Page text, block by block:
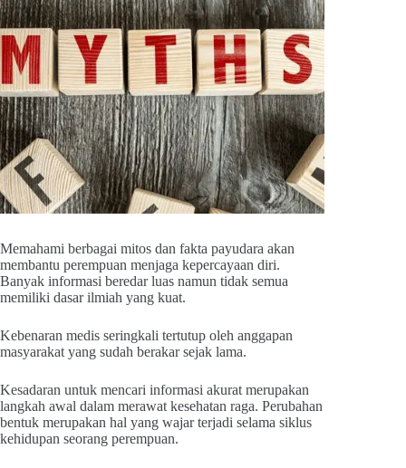
Memahami berbagai mitos dan fakta payudara akan
membantu perempuan menjaga kepercayaan diri.
Banyak informasi beredar luas namun tidak semua
memiliki dasar ilmiah yang kuat.
Kebenaran medis seringkali tertutup oleh anggapan
masyarakat yang sudah berakar sejak lama.
Kesadaran untuk mencari informasi akurat merupakan
langkah awal dalam merawat kesehatan raga. Perubahan
bentuk merupakan hal yang wajar terjadi selama siklus
kehidupan seorang perempuan.